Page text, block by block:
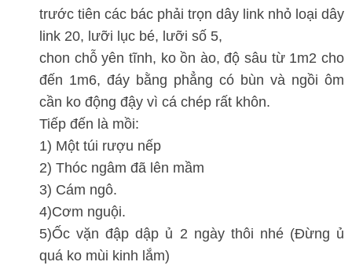
trước tiên các bác phải trọn dây link nhỏ loại dây
link 20, lưỡi lục bé, lưỡi số 5,
chon chỗ yên tĩnh, ko ồn ào, độ sâu từ 1m2 cho
đến 1m6, đáy bằng phẳng có bùn và ngồi ôm
cần ko động đậy vì cá chép rất khôn.
Tiếp đến là mồi:
1) Một túi rượu nếp
2) Thóc ngâm đã lên mầm
3) Cám ngô.
4)Cơm nguội.
5)Ốc vặn đập dập ủ 2 ngày thôi nhé (Đừng ủ
quá ko mùi kinh lắm)